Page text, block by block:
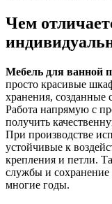
Чем
Мебель для ванной
просто красивые
хранения, созданные
Работа напрямую с
получить
При производстве
устойчивые к
крепления и петли.
службы и сохранение
многие годы.